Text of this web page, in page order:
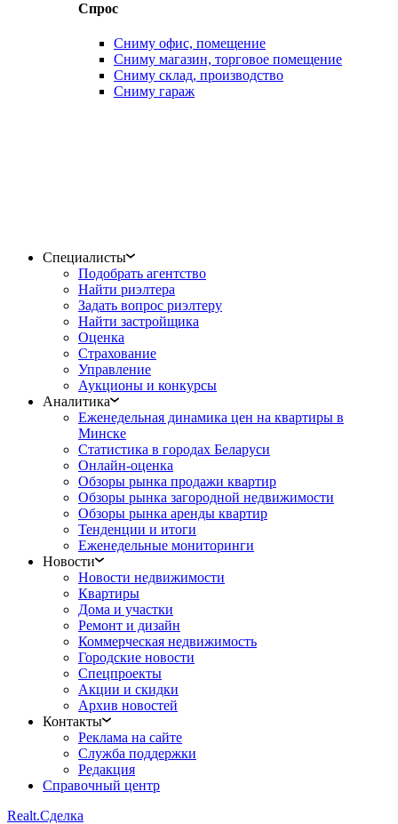
Спрос
Сниму офис, помещение
Сниму магазин, торговое помещение
Сниму склад, производство
Сниму гараж
Специалисты
Подобрать агентство
Найти риэлтера
Задать вопрос риэлтеру
Найти застройщика
Оценка
Страхование
Управление
Аукционы и конкурсы
Аналитика
Еженедельная динамика цен на квартиры в
Минске
Статистика в городах Беларуси
Онлайн-оценка
Обзоры рынка продажи квартир
Обзоры рынка загородной недвижимости
Обзоры рынка аренды квартир
Тенденции и итоги
Еженедельные мониторинги
Новости
Новости недвижимости
Квартиры
Дома и участки
Ремонт и дизайн
Коммерческая недвижимость
Городские новости
Спецпроекты
Акции и скидки
Архив новостей
Контакты
Реклама на сайте
Служба поддержки
Редакция
Справочный центр
Realt.Сделка